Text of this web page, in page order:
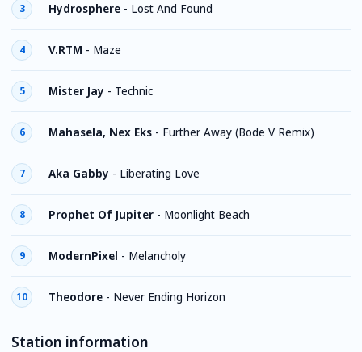
3 Hydrosphere - Lost And Found
4 V.RTM - Maze
5 Mister Jay - Technic
6 Mahasela, Nex Eks - Further Away (Bode V Remix)
7 Aka Gabby - Liberating Love
8 Prophet Of Jupiter - Moonlight Beach
9 ModernPixel - Melancholy
10 Theodore - Never Ending Horizon
Station information